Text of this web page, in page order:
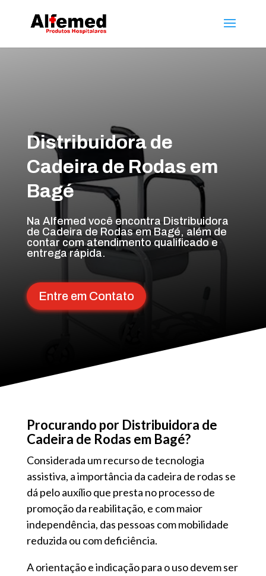
Distribuidora de
Cadeira de Rodas em
Bagé
Na Alfemed você encontra Distribuidora
de Cadeira de Rodas em Bagé, além de
contar com atendimento qualificado e
entrega rápida.
Entre em Contato
Procurando por Distribuidora de
Cadeira de Rodas em Bagé?
Considerada um recurso de tecnologia
assistiva, a importância da cadeira de rodas se
dá pelo auxílio que presta no processo de
promoção da reabilitação, e com maior
independência, das pessoas com mobilidade
reduzida ou com deficiência.
A orientação e indicação para o uso devem ser